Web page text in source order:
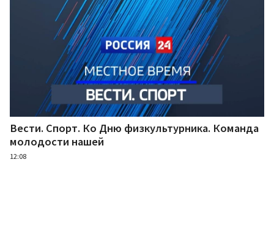
Вести. Спорт. Ко Дню физкультурника. Команда
молодости нашей
12:08